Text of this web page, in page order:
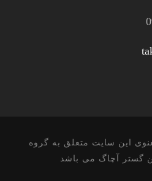
این سایت متعلق به گروه
گستر آچاگ می باشد